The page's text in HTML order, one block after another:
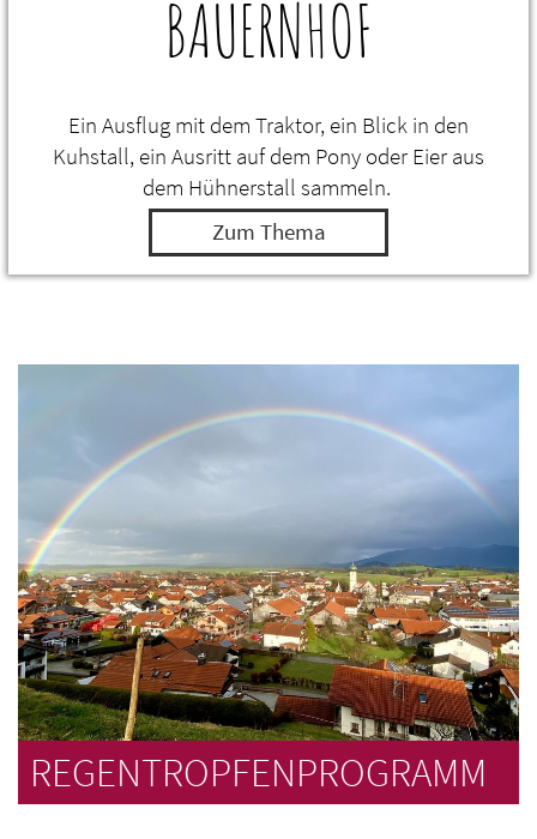
BAUERNHOF
Ein Ausflug mit dem Traktor, ein Blick in den
Kuhstall, ein Ausritt auf dem Pony oder Eier aus
dem Hühnerstall sammeln.
Zum Thema
REGENTROPFENPROGRAMM